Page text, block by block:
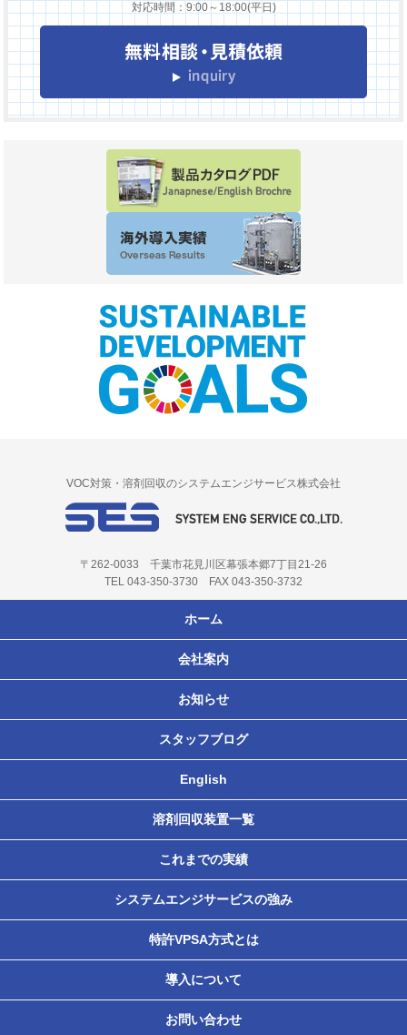
対応時間：9:00～18:00(平日)
VOC対策・溶剤回収のシステムエンジサービス株式会社
〒262-0033 千葉市花見川区幕張本郷7丁目21-26
TEL 043-350-3730 FAX 043-350-3732
ホーム
会社案内
お知らせ
スタッフブログ
English
溶剤回収装置一覧
これまでの実績
システムエンジサービスの強み
特許VPSA方式とは
導入について
お問い合わせ